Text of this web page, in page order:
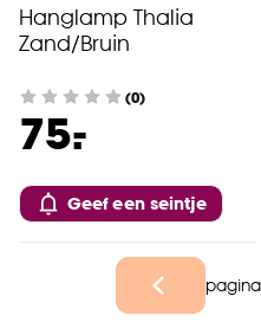
Hanglamp Thalia
Zand/Bruin
(0)
75.
-
Geef een seintje